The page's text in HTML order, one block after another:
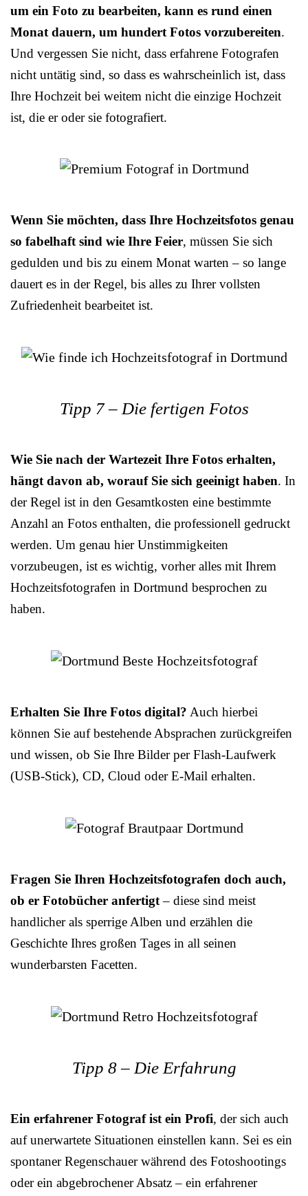
um ein Foto zu bearbeiten, kann es rund einen
Monat dauern, um hundert Fotos vorzubereiten.
Und vergessen Sie nicht, dass erfahrene Fotografen
nicht untätig sind, so dass es wahrscheinlich ist, dass
Ihre Hochzeit bei weitem nicht die einzige Hochzeit
ist, die er oder sie fotografiert.
Wenn Sie möchten, dass Ihre Hochzeitsfotos genau
so fabelhaft sind wie Ihre Feier, müssen Sie sich
gedulden und bis zu einem Monat warten – so lange
dauert es in der Regel, bis alles zu Ihrer vollsten
Zufriedenheit bearbeitet ist.
Tipp 7 – Die fertigen Fotos
Wie Sie nach der Wartezeit Ihre Fotos erhalten,
hängt davon ab, worauf Sie sich geeinigt haben. In
der Regel ist in den Gesamtkosten eine bestimmte
Anzahl an Fotos enthalten, die professionell gedruckt
werden. Um genau hier Unstimmigkeiten
vorzubeugen, ist es wichtig, vorher alles mit Ihrem
Hochzeitsfotografen in Dortmund besprochen zu
haben.
Erhalten Sie Ihre Fotos digital? Auch hierbei
können Sie auf bestehende Absprachen zurückgreifen
und wissen, ob Sie Ihre Bilder per Flash-Laufwerk
(USB-Stick), CD, Cloud oder E-Mail erhalten.
Fragen Sie Ihren Hochzeitsfotografen doch auch,
ob er Fotobücher anfertigt– diese sind meist
handlicher als sperrige Alben und erzählen die
Geschichte Ihres großen Tages in all seinen
wunderbarsten Facetten.
Tipp 8 – Die Erfahrung
Ein erfahrener Fotograf ist ein Profi, der sich auch
auf unerwartete Situationen einstellen kann. Sei es ein
spontaner Regenschauer während des Fotoshootings
oder ein abgebrochener Absatz – ein erfahrener